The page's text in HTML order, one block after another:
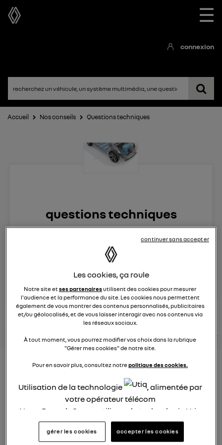
☰
connexion
Accueil Nos conseils Questions techniques
questions techniques
15:22
Véhicules RENAULT
posez une question
conseils Renault
consultez les
conseils
similaires
voir tous les
Consommation Hybride
rechargeable
26 janvier 2022
Bonjour,
Les cookies, ça roule
Notre site etses partenairesutilisent des cookies pour mesurer
l'audience et la performance du site. Les cookies nous permettent
également de vous montrer des contenus personnalisés, publicitaires
et/ou géolocalisés, et de vous laisser interagir avec nos contenus via
les réseaux sociaux.
À tout moment, vous pourrez modifier vos choix dans la rubrique
"Gérer mes cookies" de notre site.
Pour en savoir plus, consultez notrepolitique des cookies.
Utilisation de la technologie
, alimentée par
votre opérateur télécom
Nous, Renault Group, utilisons la technologie Utiq
pour nos activités digitales (telles que décrites
dans cette notice de consentement) et liées à
gérer les cookies accepter les cookies
continuer sans accepter